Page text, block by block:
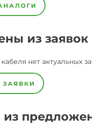
из заявок
кабеля нет актуальных
ЗАЯВКИ